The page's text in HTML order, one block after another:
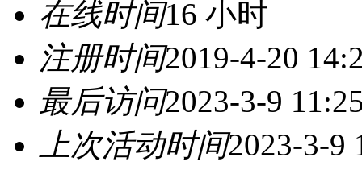
在线时间16 小时
注册时间2019-4-20
最后访问2023-3-9
上次活动时间2023-3-9